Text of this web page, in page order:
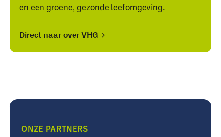
en een groene, gezonde leefomgeving.
Direct naar over VHG
VHG
VHG
ONZE PARTNERS